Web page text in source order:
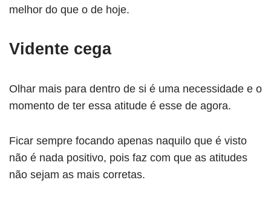
melhor do que o de hoje.
Vidente cega
Olhar mais para dentro de si é uma necessidade e o
momento de ter essa atitude é esse de agora.
Ficar sempre focando apenas naquilo que é visto
não é nada positivo, pois faz com que as atitudes
não sejam as mais corretas.